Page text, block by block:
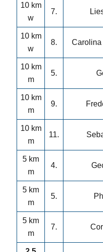
10 km
w
7.
10 km
w
8. Carolina
10 km
m
5.
10 km
m
9.
10 km
m
11.
5 km
m
4.
5 km
m
5.
5 km
m
7.